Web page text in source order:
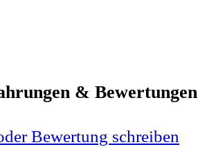
&
Bewertung schreiben